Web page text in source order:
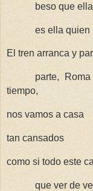
beso que
es ella quien
El tren arranca y
parte,
tiempo,
nos vamos a casa
tan cansados
como si todo este
que ver de